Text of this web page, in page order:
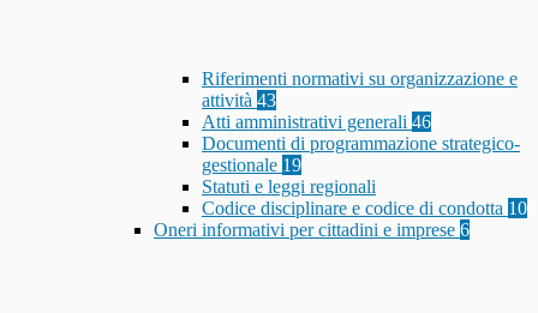
Riferimenti normativi su organizzazione e
attività 43
Atti amministrativi generali 46
Documenti di programmazione strategico-
gestionale 19
Statuti e leggi regionali
Codice disciplinare e codice di condotta 10
Oneri informativi per cittadini e imprese 6